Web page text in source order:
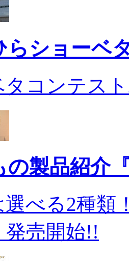
らショーベ
タコンテス
の製品紹介
選べる2種類
発売開始!!